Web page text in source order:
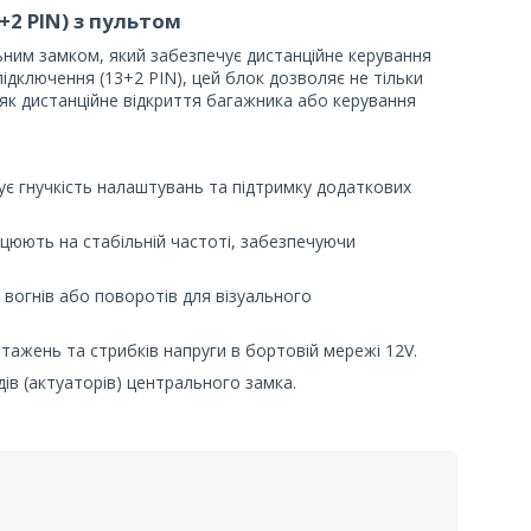
PIN) з пультом
замком, який забезпечує дистанційне керування
(13+2 PIN), цей блок дозволяє не тільки
дистанційне відкриття багажника або керування
гнучкість налаштувань та підтримку додаткових
на стабільній частоті, забезпечуючи
або поворотів для візуального
та стрибків напруги в бортовій мережі 12V.
(актуаторів) центрального замка.